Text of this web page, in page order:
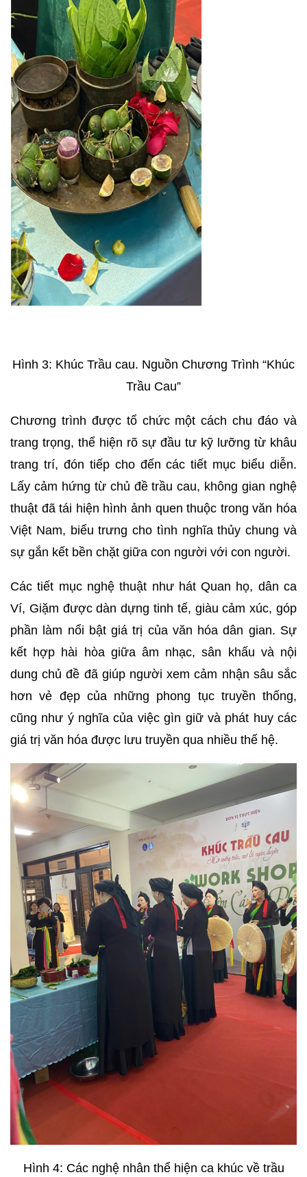
Hình 3: Khúc Trầu cau. Nguồn Chương Trình “Khúc
Trầu Cau”
Chương trình được tổ chức một cách chu đáo và
trang trọng, thể hiện rõ sự đầu tư kỹ lưỡng từ khâu
trang trí, đón tiếp cho đến các tiết mục biểu diễn.
Lấy cảm hứng từ chủ đề trầu cau, không gian nghệ
thuật đã tái hiện hình ảnh quen thuộc trong văn hóa
Việt Nam, biểu trưng cho tình nghĩa thủy chung và
sự gắn kết bền chặt giữa con người với con người.
Các tiết mục nghệ thuật như hát Quan họ, dân ca
Ví, Giặm được dàn dựng tinh tế, giàu cảm xúc, góp
phần làm nổi bật giá trị của văn hóa dân gian. Sự
kết hợp hài hòa giữa âm nhạc, sân khấu và nội
dung chủ đề đã giúp người xem cảm nhận sâu sắc
hơn vẻ đẹp của những phong tục truyền thống,
cũng như ý nghĩa của việc gìn giữ và phát huy các
giá trị văn hóa được lưu truyền qua nhiều thế hệ.
Hình 4: Các nghệ nhân thể hiện ca khúc về trầu